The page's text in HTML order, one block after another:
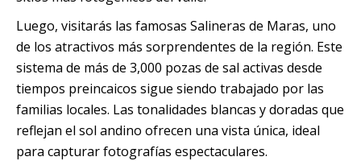
Luego, visitarás las famosas Salineras de Maras, uno
de los atractivos más sorprendentes de la región. Este
sistema de más de 3,000 pozas de sal activas desde
tiempos preincaicos sigue siendo trabajado por las
familias locales. Las tonalidades blancas y doradas que
reflejan el sol andino ofrecen una vista única, ideal
para capturar fotografías espectaculares.